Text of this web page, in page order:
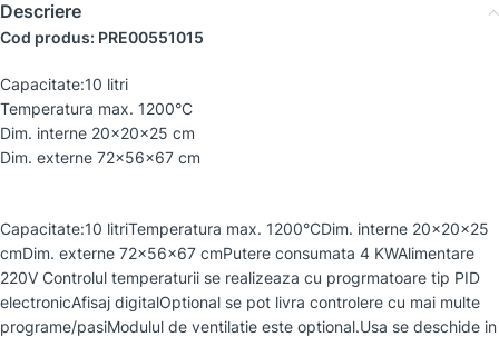
Descriere
Cod produs: PRE00551015
Capacitate:10 litri
Temperatura max. 1200°C
Dim. interne 20x20x25 cm
Dim. externe 72x56x67 cm
Capacitate:10 litriTemperatura max. 1200°CDim. interne 20x20x25
cmDim. externe 72x56x67 cmPutere consumata 4 KWAlimentare
220V Controlul temperaturii se realizeaza cu progrmatoare tip PID
electronicAfisaj digitalOptional se pot livra controlere cu mai multe
programe/pasiModulul de ventilatie este optional.Usa se deschide in